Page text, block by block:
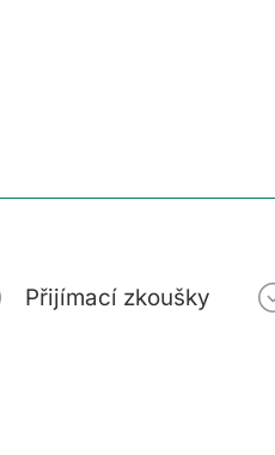
Přijímací zkoušky